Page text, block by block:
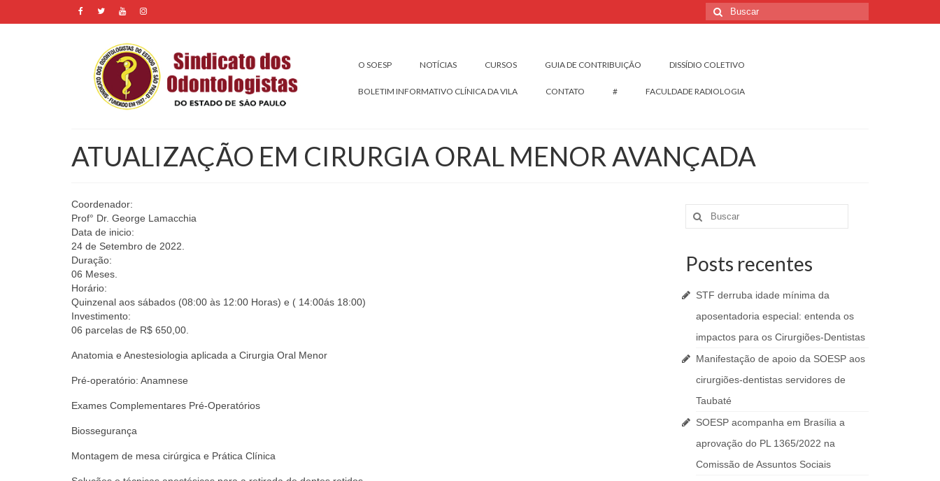
Buscar
por:
O SOESP NOTÍCIAS CURSOS GUIA DE CONTRIBUIÇÃO DISSÍDIO COLETIVO
BOLETIM INFORMATIVO CLÍNICA DA VILA CONTATO # FACULDADE RADIOLOGIA
ATUALIZAÇÃO EM CIRURGIA ORAL MENOR AVANÇADA
Coordenador:
Prof° Dr. George Lamacchia
Data de inicio:
24 de Setembro de 2022.
Duração:
06 Meses.
Horário:
Quinzenal aos sábados (08:00 às 12:00 Horas) e ( 14:00ás 18:00)
Investimento:
06 parcelas de R$ 650,00.
Anatomia e Anestesiologia aplicada a Cirurgia Oral Menor
Pré-operatório: Anamnese
Exames Complementares Pré-Operatórios
Biossegurança
Montagem de mesa cirúrgica e Prática Clínica
Buscar
por:
Posts recentes
STF derruba idade mínima da
aposentadoria especial: entenda os
impactos para os Cirurgiões-Dentistas
Manifestação de apoio da SOESP aos
cirurgiões-dentistas servidores de
Taubaté
SOESP acompanha em Brasília a
aprovação do PL 1365/2022 na
Comissão de Assuntos Sociais